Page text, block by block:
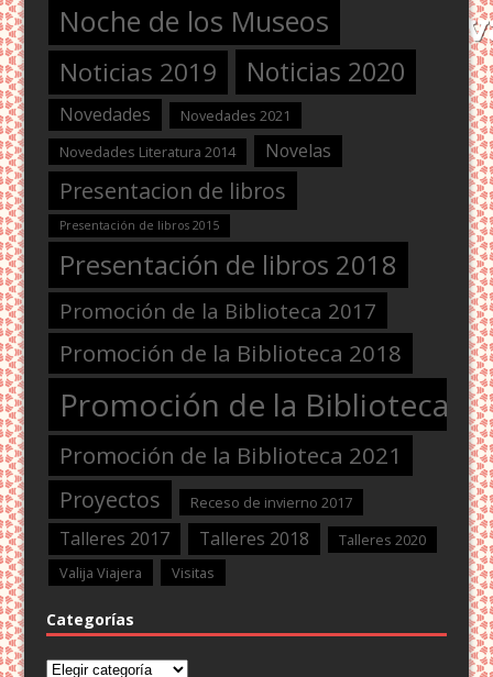
Noche de los Museos
Noticias 2019 Noticias 2020
Novedades
Novedades 2021
Novedades Literatura 2014
Novelas
Presentacion de libros
Presentación de libros 2015
Presentación de libros 2018
Promoción de la Biblioteca 2017
Promoción de la Biblioteca 2018
Promoción de la Biblioteca
Promoción de la Biblioteca 2021
Proyectos Receso de invierno 2017
Talleres 2017 Talleres 2018
Talleres 2020
Valija Viajera
Visitas
Categorías
Categorías